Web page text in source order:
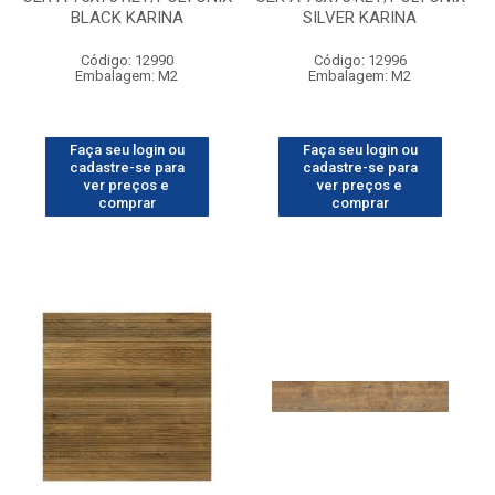
BLACK KARINA
Código: 12990
Embalagem: M2
Faça seu login ou
cadastre-se para
ver preços e
comprar
SILVER KARINA
Código: 12996
Embalagem: M2
Faça seu login ou
cadastre-se para
ver preços e
comprar